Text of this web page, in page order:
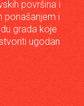
površina i
ponašanjem i
grada koje
ugodan